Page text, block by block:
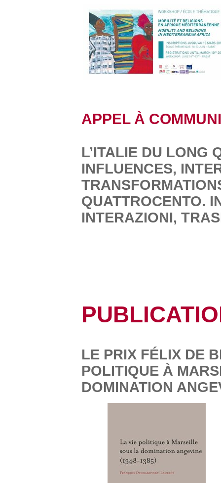
APPEL À
L’ITALIE DU LONG
INFLUENCES,
QUATTROCENTO.
INTERAZIONI,
LE PRIX FÉLIX DE
POLITIQUE À
DOMINATION